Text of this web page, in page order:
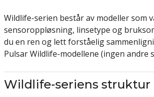
Wildlife-serien består av modeller som
sensoroppløsning, linsetype og
du en ren og lett forståelig
Pulsar Wildlife-modellene (ingen andre
Wildlife-seriens struktur